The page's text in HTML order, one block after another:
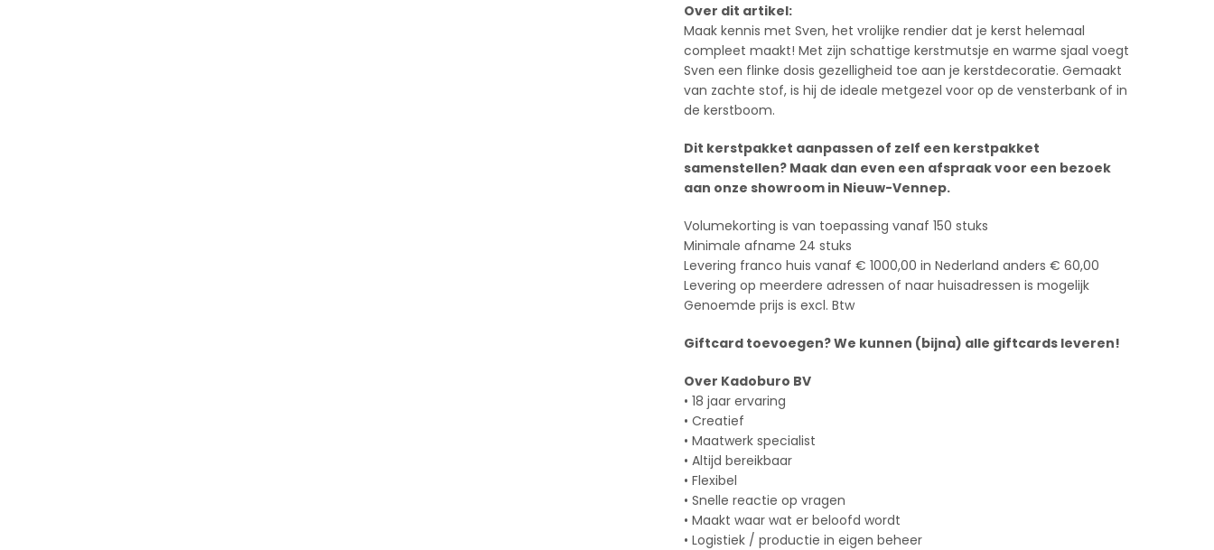
Over dit artikel:
Maak kennis met Sven, het vrolijke rendier dat je kerst helemaal
compleet maakt! Met zijn schattige kerstmutsje en warme sjaal voegt
Sven een flinke dosis gezelligheid toe aan je kerstdecoratie. Gemaakt
van zachte stof, is hij de ideale metgezel voor op de vensterbank of in
de kerstboom.
Dit kerstpakket aanpassen of zelf een kerstpakket
samenstellen? Maak dan even een afspraak voor een bezoek
aan onze showroom in Nieuw-Vennep.
Volumekorting is van toepassing vanaf 150 stuks
Minimale afname 24 stuks
Levering franco huis vanaf € 1000,00 in Nederland anders € 60,00
Levering op meerdere adressen of naar huisadressen is mogelijk
Genoemde prijs is excl. Btw
Giftcard toevoegen? We kunnen (bijna) alle giftcards leveren!
Over Kadoburo BV
• 18 jaar ervaring
• Creatief
• Maatwerk specialist
• Altijd bereikbaar
• Flexibel
• Snelle reactie op vragen
• Maakt waar wat er beloofd wordt
• Logistiek / productie in eigen beheer